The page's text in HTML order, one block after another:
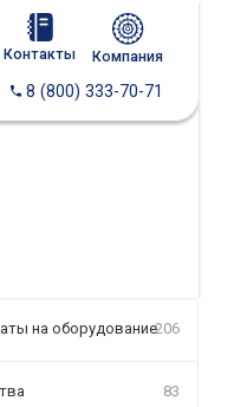
Контакты Компания
8 (800) 333-70-71
на оборудование206
83